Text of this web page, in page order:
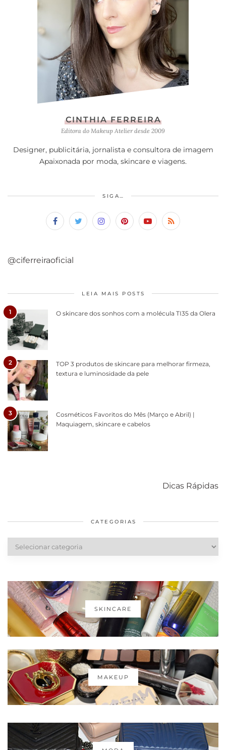
CINTHIA FERREIRA
Editora do Makeup Atelier desde 2009
Designer, publicitária, jornalista e consultora de imagem
Apaixonada por moda, skincare e viagens.
SIGA…
@ciferreiraoficial
LEIA MAIS POSTS
1 O skincare dos sonhos com a molécula TI35 da Olera
2
TOP 3 produtos de skincare para melhorar firmeza,
textura e luminosidade da pele
3
Cosméticos Favoritos do Mês (Março e Abril) |
Maquiagem, skincare e cabelos
Dicas Rápidas
diários
cabelos
CATEGORIAS
Categorias
SKINCARE
MAKEUP